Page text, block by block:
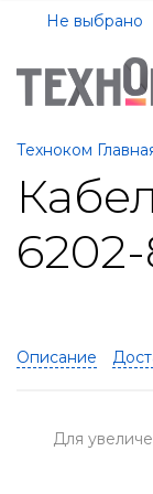
Не выбрано
Техноком
Описание
Для